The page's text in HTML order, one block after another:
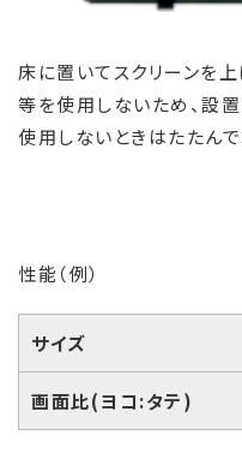
床に置いてスクリーンを
等を使用しないため、設
使用しないときはたたん
性能（例）
サイズ
画面比(ヨコ:タテ)